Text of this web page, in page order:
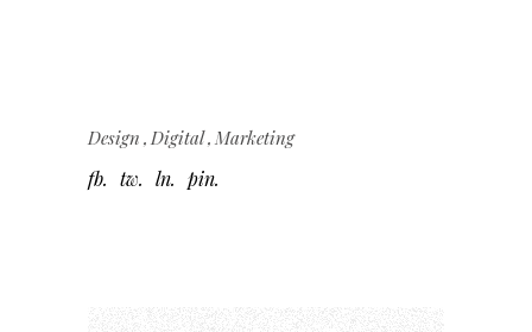
Design Digital Marketing
fb tw ln pin